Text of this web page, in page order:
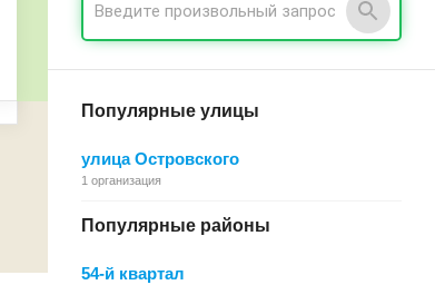
Популярные улицы
улица Островского
1 организация
Популярные районы
54-й квартал